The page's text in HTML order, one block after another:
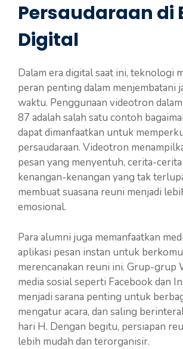
Persaudaraan di
Digital
Dalam era digital saat ini, teknologi
peran penting dalam menjembatani
waktu. Penggunaan videotron
87 adalah salah satu contoh
dapat dimanfaatkan untuk
persaudaraan. Videotron
pesan yang menyentuh, cerita-
kenangan-kenangan yang tak
membuat suasana reuni menjadi
emosional.
Para alumni juga memanfaatkan
aplikasi pesan instan untuk
merencanakan reuni ini. Grup-grup
media sosial seperti Facebook dan
menjadi sarana penting untuk
mengatur acara, dan saling
hari H. Dengan begitu, persiapan
lebih mudah dan terorganisir.